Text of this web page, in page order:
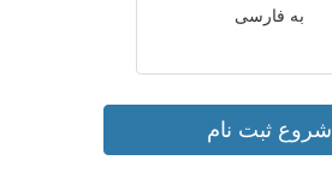
به فارسی
شروع ثبت نام